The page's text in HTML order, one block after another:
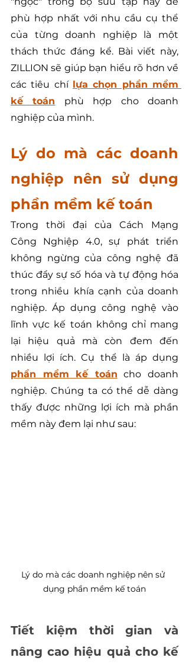
phù hợp nhất với nhu cầu cụ thể
của từng doanh nghiệp là một
thách thức đáng kể. Bài viết này,
ZILLION sẽ giúp bạn hiểu rõ hơn về
các tiêu chí lựa chọn phần mềm
kế toán phù hợp cho doanh
nghiệp của mình.
Lý do mà các doanh
nghiệp nên sử dụng
phần mềm kế toán
Trong thời đại của Cách Mạng
Công Nghiệp 4.0, sự phát triển
không ngừng của công nghệ đã
thúc đẩy sự số hóa và tự động hóa
trong nhiều khía cạnh của doanh
nghiệp. Áp dụng công nghệ vào
lĩnh vực kế toán không chỉ mang
lại hiệu quả mà còn đem đến
phần mềm kế toán cho doanh
nghiệp. Chúng ta có thể dễ dàng
thấy được những lợi ích mà phần
mềm này đem lại như sau:
Lý do mà các doanh nghiệp nên sử
dụng phần mềm kế toán
Tiết kiệm thời gian và
nâng cao hiệu quả cho kế